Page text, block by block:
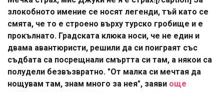
злокобното имение се носят легенди, тъй като се
смята, че то е строено върху турско гробище и е
прокълнато. Градската клюка носи, че не един и
двама авантюристи, решили да си поиграят със
съдбата са посрещнали смъртта си там, а някои са
полудели безвъзвратно. "От малка си мечтая да
нощувам там, знам много за нея", заяви още